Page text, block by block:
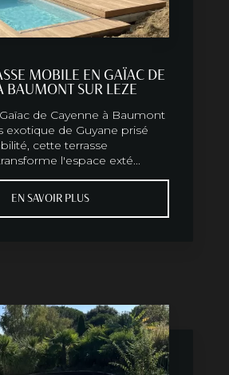
MOBILE EN GAÏAC DE
BAUMONT SUR LEZE
de Cayenne à Baumont
exotique de Guyane prisé
cette terrasse
l'espace exté...
EN SAVOIR PLUS